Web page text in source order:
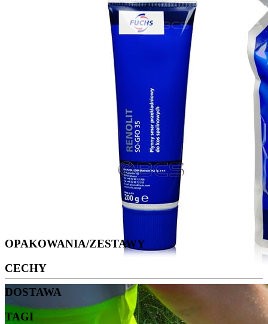
OPAKOWANIA/ZESTAWY
CECHY
DOSTAWA
TAGI